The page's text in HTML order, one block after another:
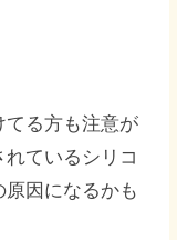
てる方も注意が
ているシリコ
因になるかも